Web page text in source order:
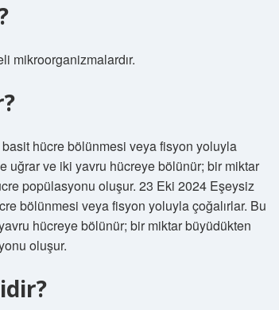
mikroorganizmalardır.
basit hücre bölünmesi veya fisyon yoluyla
uğrar ve iki yavru hücreye bölünür; bir miktar
popülasyonu oluşur. 23 Eki 2024 Eşeysiz
bölünmesi veya fisyon yoluyla çoğalırlar. Bu
hücreye bölünür; bir miktar büyüdükten
oluşur.